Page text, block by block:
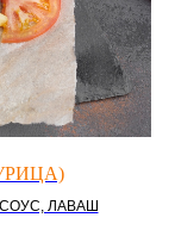
ЛАВАШ